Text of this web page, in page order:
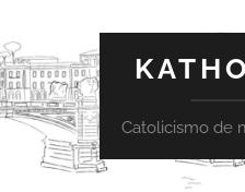
Catolicismo de